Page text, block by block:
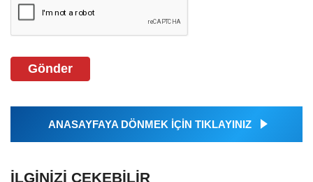
Gönder
ANASAYFAYA DÖNMEK İÇİN TIKLAYINIZ
İLGINIZI ÇEKEBILIR